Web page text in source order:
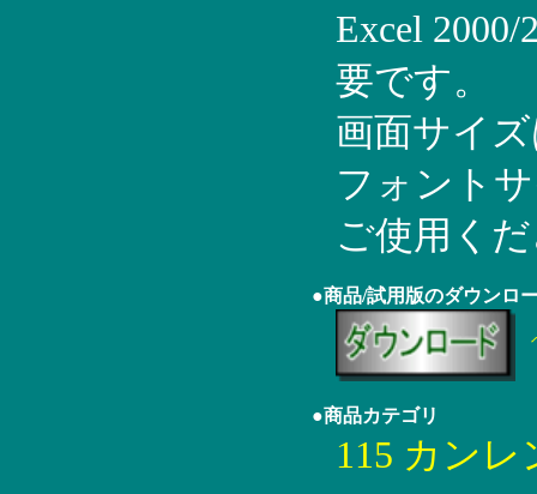
Excel
要です。
画面サイ
フォント
ご使用く
●商品/試用版のダウンロ
●商品カテゴリ
115 カン